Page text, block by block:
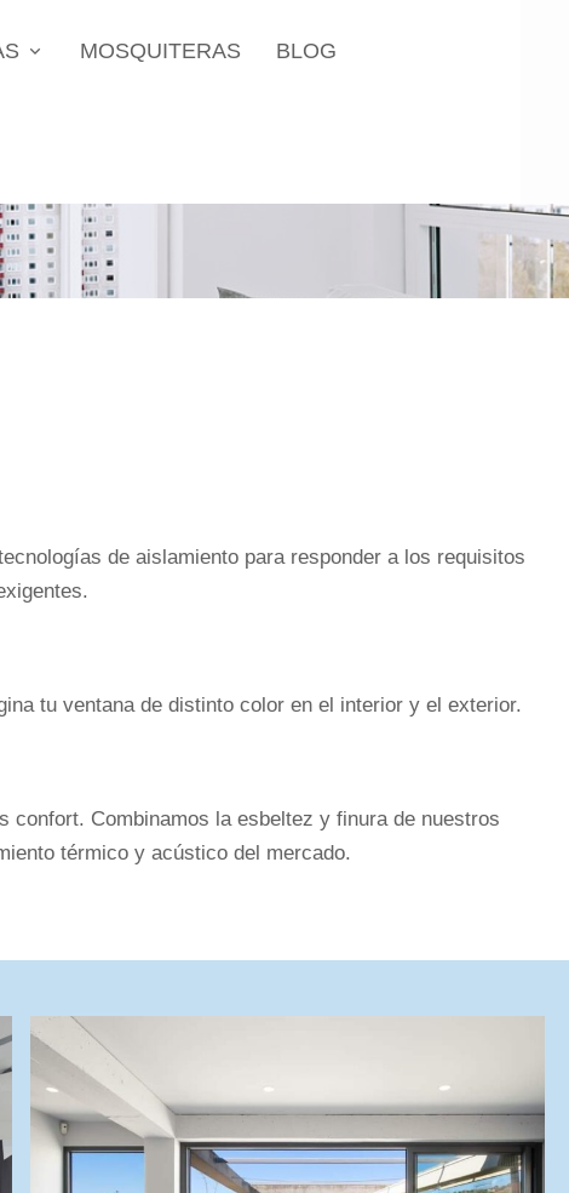
MOSQUITERAS BLOG
de aislamiento para responder a los requisitos
tu ventana de distinto color en el interior y el exterior.
confort. Combinamos la esbeltez y finura de nuestros
térmico y acústico del mercado.